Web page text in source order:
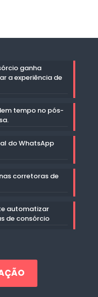
ganha
a experiência de
tempo no pós-
do WhatsApp
corretoras de
automatizar
de consórcio